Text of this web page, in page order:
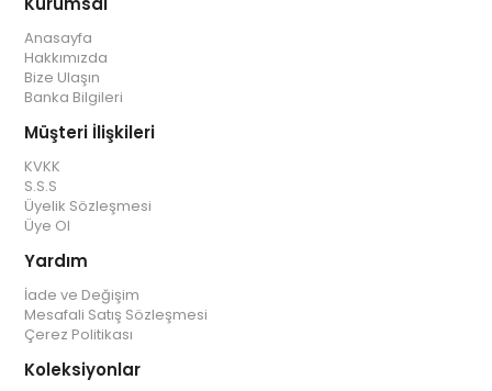
Anasayfa
Hakkımızda
Bize Ulaşın
Banka Bilgileri
Müşteri İlişkileri
KVKK
S.S.S
Üyelik Sözleşmesi
Üye Ol
Yardım
İade ve Değişim
Mesafali Satış Sözleşmesi
Çerez Politikası
Koleksiyonlar